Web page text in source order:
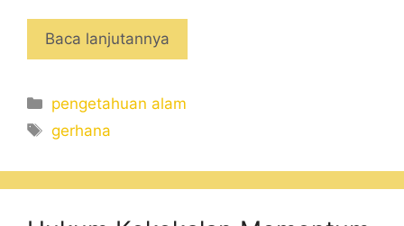
Baca lanjutannya
Categories
pengetahuan alam
Tags
gerhana